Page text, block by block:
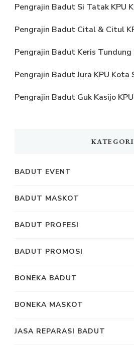
Pengrajin Badut Si Tatak KPU
Pengrajin Badut Cital & Citul
Pengrajin Badut Keris Tundung
Pengrajin Badut Jura KPU Kota
Pengrajin Badut Guk Kasijo
KATEGORI
BADUT EVENT
BADUT MASKOT
BADUT PROFESI
BADUT PROMOSI
BONEKA BADUT
BONEKA MASKOT
JASA REPARASI BADUT